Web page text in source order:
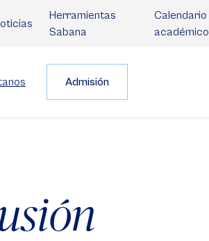
Herramientas
Sabana
Calendario
académico
Admisión